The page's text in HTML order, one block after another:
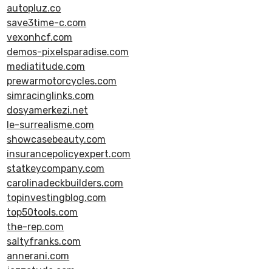
autopluz.co
save3time-c.com
vexonhcf.com
demos-pixelsparadise.com
mediatitude.com
prewarmotorcycles.com
simracinglinks.com
dosyamerkezi.net
le-surrealisme.com
showcasebeauty.com
insurancepolicyexpert.com
statkeycompany.com
carolinadeckbuilders.com
topinvestingblog.com
top50tools.com
the-rep.com
saltyfranks.com
annerani.com